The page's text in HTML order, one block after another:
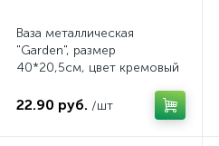
Ваза металлическая
"Garden", размер
40*20,5см, цвет кремовый
22.90 руб. /шт